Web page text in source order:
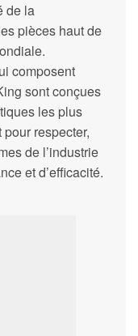
de la
pièces haut de
composent
sont conçues
les plus
respecter,
de l’industrie
et d’efficacité.